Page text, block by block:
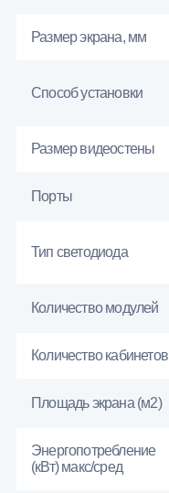
Размер экрана, мм
Способ установки
Размер видеостены
Порты
Тип светодиода
Количество модулей
Количество кабинетов
Площадь экрана (м2)
Энергопотребление
(кВт) макс/сред